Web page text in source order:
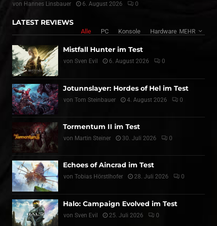
von Hannes Linsbauer 6. August 2026 0
LATEST REVIEWS
Alle PC Konsole Hardware MEHR
Mistfall Hunter im Test
von Sven Evil 6. August 2026 0
Jotunnslayer: Hordes of Hel im Test
von Tom Steinbauer 4. August 2026 0
Tormentum II im Test
von Martin Steiner 30. Juli 2026 0
Echoes of Aincrad im Test
von Tobias Hörstlhofer 28. Juli 2026 0
Halo: Campaign Evolved im Test
von Sven Evil 25. Juli 2026 0